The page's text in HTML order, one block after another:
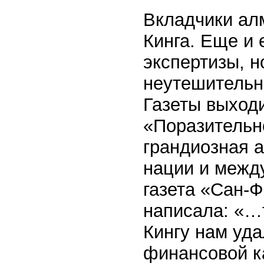
Вкладчики
Кинга. Еще и
экспертизы,
Газеты
грандиозная
нации и
газета «Сан-
написала:
Кингу нам
финансовой